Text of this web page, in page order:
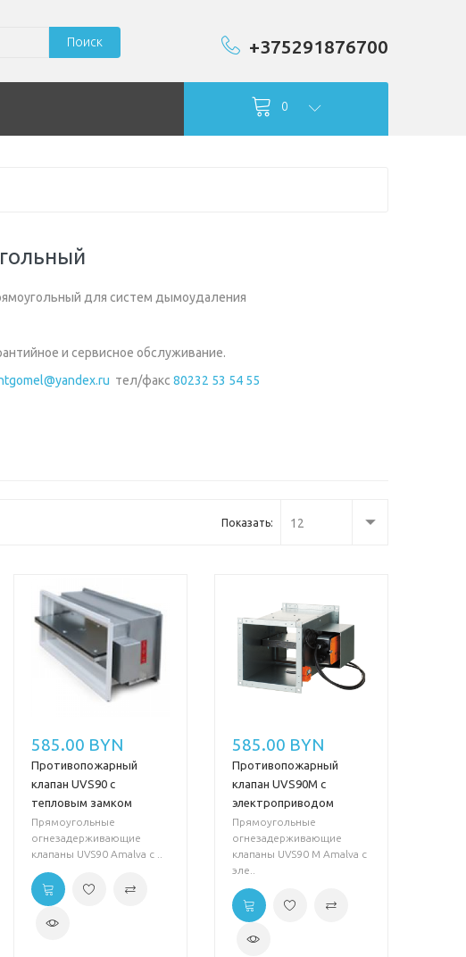
+375291876700
Поиск
0
для систем дымоудаления
и сервисное обслуживание.
тел/факс 80232 53 54 55
Показать: 12
585.00 BYN
Противопожарный
клапан UVS90 с
тепловым замком
Прямоугольные
огнезадерживающие
клапаны UVS90 Amalva с ..
585.00 BYN
Противопожарный
клапан UVS90M с
электроприводом
Прямоугольные
огнезадерживающие
клапаны UVS90 M Amalva с
эле..